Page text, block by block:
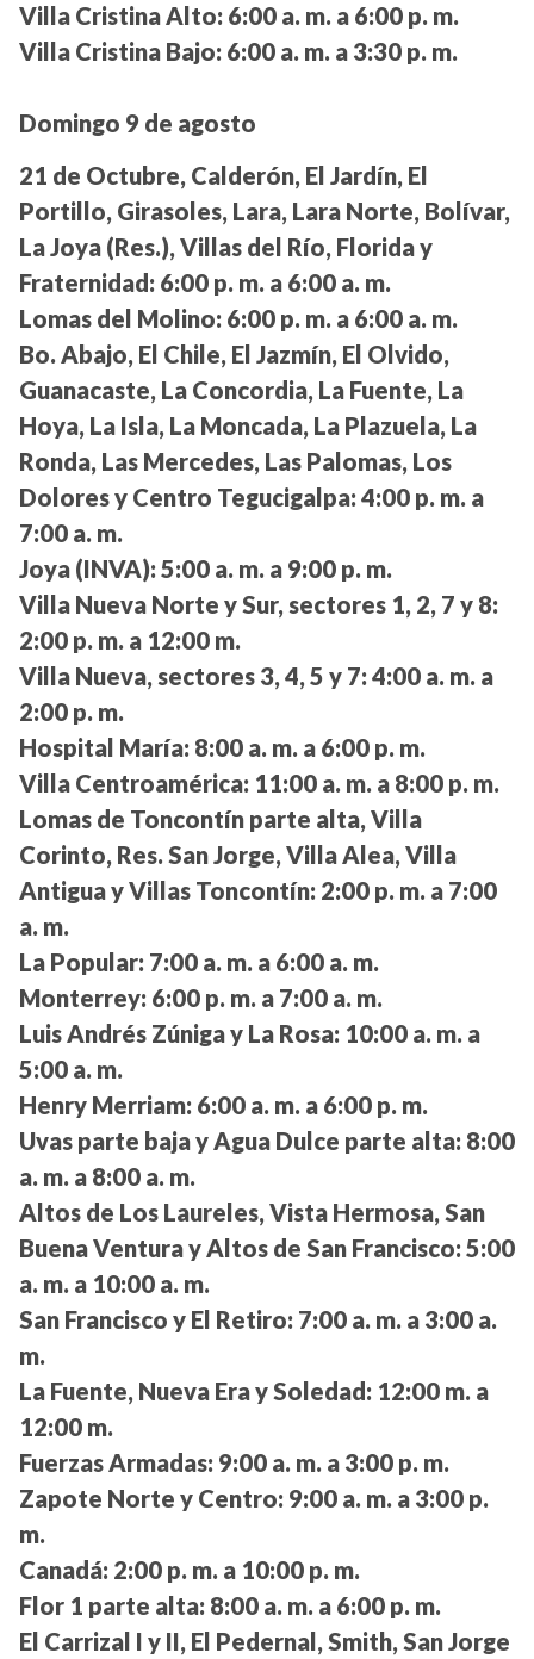
Villa Cristina Alto: 6:00 a. m. a 6:00 p. m.
Villa Cristina Bajo: 6:00 a. m. a 3:30 p. m.
Domingo 9 de agosto
21 de Octubre, Calderón, El Jardín, El
Portillo, Girasoles, Lara, Lara Norte, Bolívar,
La Joya (Res.), Villas del Río, Florida y
Fraternidad: 6:00 p. m. a 6:00 a. m.
Lomas del Molino: 6:00 p. m. a 6:00 a. m.
Bo. Abajo, El Chile, El Jazmín, El Olvido,
Guanacaste, La Concordia, La Fuente, La
Hoya, La Isla, La Moncada, La Plazuela, La
Ronda, Las Mercedes, Las Palomas, Los
Dolores y Centro Tegucigalpa: 4:00 p. m. a
7:00 a. m.
Joya (INVA): 5:00 a. m. a 9:00 p. m.
Villa Nueva Norte y Sur, sectores 1, 2, 7 y 8:
2:00 p. m. a 12:00 m.
Villa Nueva, sectores 3, 4, 5 y 7: 4:00 a. m. a
2:00 p. m.
Hospital María: 8:00 a. m. a 6:00 p. m.
Villa Centroamérica: 11:00 a. m. a 8:00 p. m.
Lomas de Toncontín parte alta, Villa
Corinto, Res. San Jorge, Villa Alea, Villa
Antigua y Villas Toncontín: 2:00 p. m. a 7:00
a. m.
La Popular: 7:00 a. m. a 6:00 a. m.
Monterrey: 6:00 p. m. a 7:00 a. m.
Luis Andrés Zúniga y La Rosa: 10:00 a. m. a
5:00 a. m.
Henry Merriam: 6:00 a. m. a 6:00 p. m.
Uvas parte baja y Agua Dulce parte alta: 8:00
a. m. a 8:00 a. m.
Altos de Los Laureles, Vista Hermosa, San
Buena Ventura y Altos de San Francisco: 5:00
a. m. a 10:00 a. m.
San Francisco y El Retiro: 7:00 a. m. a 3:00 a.
m.
La Fuente, Nueva Era y Soledad: 12:00 m. a
12:00 m.
Fuerzas Armadas: 9:00 a. m. a 3:00 p. m.
Zapote Norte y Centro: 9:00 a. m. a 3:00 p.
m.
Canadá: 2:00 p. m. a 10:00 p. m.
Flor 1 parte alta: 8:00 a. m. a 6:00 p. m.
El Carrizal I y II, El Pedernal, Smith, San Jorge